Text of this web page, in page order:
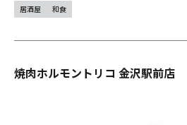
居酒屋 和食
焼肉ホルモントリコ 金沢駅前店